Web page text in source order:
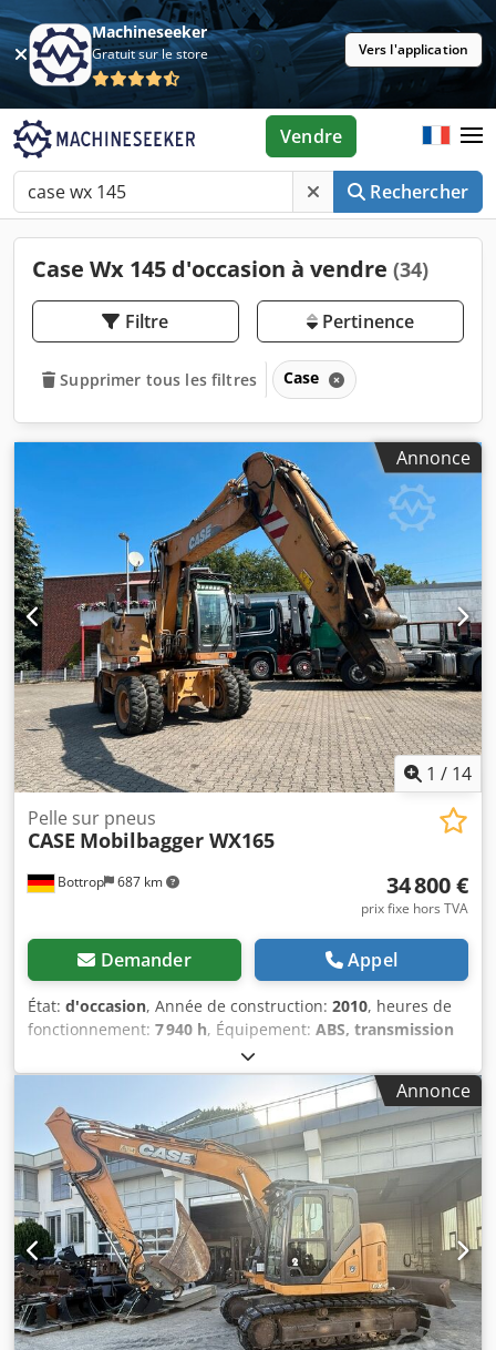
Machineseeker
Gratuit sur le store Vers l'application
Rechercher
Vendre
Case Wx 145 d'occasion à vendre (34)
Filtre Pertinence
Supprimer tous les filtres Case
Annonce
1 / 14
Bottrop 687 km
Pelle sur pneus
CASE Mobilbagger WX165
34 800 €
prix fixe hors TVA
Demander Appel
État: d'occasion, Année de construction: 2010, heures de
fonctionnement: 7 940 h, Équipement: ABS, transmission
, Pelle mobile CASE Type : WX165 (pelle
hydraulique) Numéro d’homologation : N211 Fabricant du
moteur : Case Puissance du moteur : 105 kW Heures de
fonctionnement : 7 940 h Poids total autorisé : 18 000 kg
Longueur de transport : 8,19 m Largeur de transport :
1,91 m Hauteur de transport : 2,89 m Couleur : jaune -
Commande par joystick Djdpfezripcox Aqtsck - Lame de
terrassement - Caméra Nous serons également heureux
de vous aider dans le domaine du financement/leasing
grâce à nos partenaires. Toutes les informations sont
données sans garantie. Erreurs et ventes intermédiaires
réservées.
Annonce